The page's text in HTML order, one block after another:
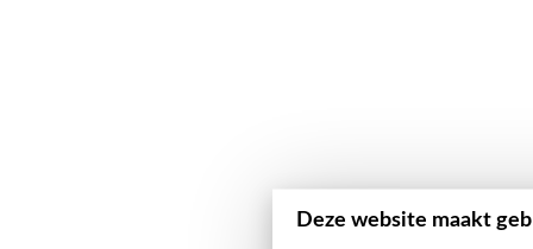
Deze website maakt